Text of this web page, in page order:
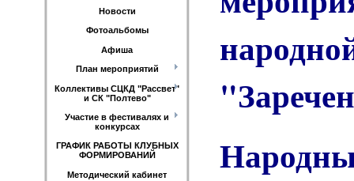
Новости
Фотоальбомы
Афиша
План мероприятий
Коллективы СЦКД "Рассвет"
и СК "Полтево"
Участие в фестивалях и
конкурсах
ГРАФИК РАБОТЫ КЛУБНЫХ
ФОРМИРОВАНИЙ
Методический кабинет